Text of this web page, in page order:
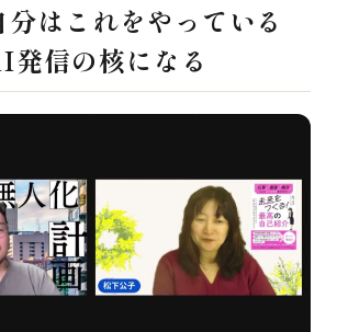
分はこれをやっている
信の核になる